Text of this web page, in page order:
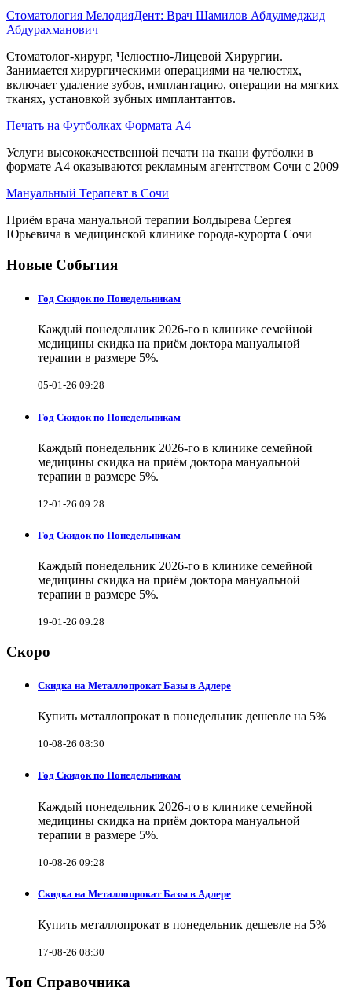
Стоматология МелодияДент: Врач Шамилов Абдулмеджид
Абдурахманович
Стоматолог-хирург, Челюстно-Лицевой Хирургии.
Занимается хирургическими операциями на челюстях,
включает удаление зубов, имплантацию, операции на мягких
тканях, установкой зубных имплантантов.
Печать на Футболках Формата А4
Услуги высококачественной печати на ткани футболки в
формате А4 оказываются рекламным агентством Сочи с 2009
Мануальный Терапевт в Сочи
Приём врача мануальной терапии Болдырева Сергея
Юрьевича в медицинской клинике города-курорта Сочи
Новые События
Год Скидок по Понедельникам
Каждый понедельник 2026-го в клинике семейной
медицины скидка на приём доктора мануальной
терапии в размере 5%.
05-01-26 09:28
Год Скидок по Понедельникам
Каждый понедельник 2026-го в клинике семейной
медицины скидка на приём доктора мануальной
терапии в размере 5%.
12-01-26 09:28
Год Скидок по Понедельникам
Каждый понедельник 2026-го в клинике семейной
медицины скидка на приём доктора мануальной
терапии в размере 5%.
19-01-26 09:28
Скоро
Скидка на Металлопрокат Базы в Адлере
Купить металлопрокат в понедельник дешевле на 5%
10-08-26 08:30
Год Скидок по Понедельникам
Каждый понедельник 2026-го в клинике семейной
медицины скидка на приём доктора мануальной
терапии в размере 5%.
10-08-26 09:28
Скидка на Металлопрокат Базы в Адлере
Купить металлопрокат в понедельник дешевле на 5%
17-08-26 08:30
Топ Справочника